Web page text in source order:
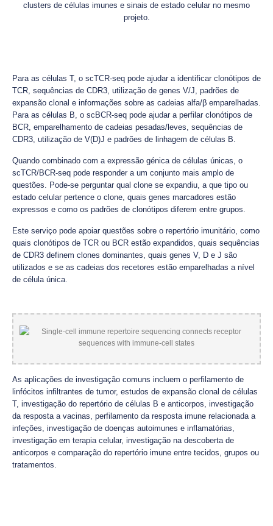
clusters de células imunes e sinais de estado celular no mesmo
projeto.
Para as células T, o scTCR-seq pode ajudar a identificar clonótipos de
TCR, sequências de CDR3, utilização de genes V/J, padrões de
expansão clonal e informações sobre as cadeias alfa/β emparelhadas.
Para as células B, o scBCR-seq pode ajudar a perfilar clonótipos de
BCR, emparelhamento de cadeias pesadas/leves, sequências de
CDR3, utilização de V(D)J e padrões de linhagem de células B.
Quando combinado com a expressão génica de células únicas, o
scTCR/BCR-seq pode responder a um conjunto mais amplo de
questões. Pode-se perguntar qual clone se expandiu, a que tipo ou
estado celular pertence o clone, quais genes marcadores estão
expressos e como os padrões de clonótipos diferem entre grupos.
Este serviço pode apoiar questões sobre o repertório imunitário, como
quais clonótipos de TCR ou BCR estão expandidos, quais sequências
de CDR3 definem clones dominantes, quais genes V, D e J são
utilizados e se as cadeias dos recetores estão emparelhadas a nível
de célula única.
As aplicações de investigação comuns incluem o perfilamento de
linfócitos infiltrantes de tumor, estudos de expansão clonal de células
T, investigação do repertório de células B e anticorpos, investigação
da resposta a vacinas, perfilamento da resposta imune relacionada a
infeções, investigação de doenças autoimunes e inflamatórias,
investigação em terapia celular, investigação na descoberta de
anticorpos e comparação do repertório imune entre tecidos, grupos ou
tratamentos.